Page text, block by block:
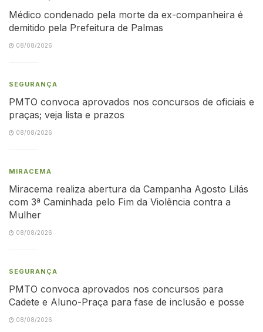
Médico condenado pela morte da ex-companheira é
demitido pela Prefeitura de Palmas
08/08/2026
SEGURANÇA
PMTO convoca aprovados nos concursos de oficiais e
praças; veja lista e prazos
08/08/2026
MIRACEMA
Miracema realiza abertura da Campanha Agosto Lilás
com 3ª Caminhada pelo Fim da Violência contra a
Mulher
08/08/2026
SEGURANÇA
PMTO convoca aprovados nos concursos para
Cadete e Aluno-Praça para fase de inclusão e posse
08/08/2026